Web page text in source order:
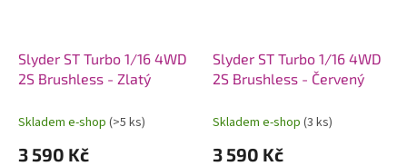
Slyder ST Turbo 1/16 4WD
2S Brushless - Zlatý
Skladem e-shop (>5 ks)
3 590 Kč
Slyder ST Turbo 1/16 4WD
2S Brushless - Červený
Skladem e-shop (3 ks)
3 590 Kč